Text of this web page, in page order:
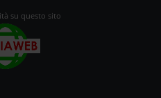
su questo sito